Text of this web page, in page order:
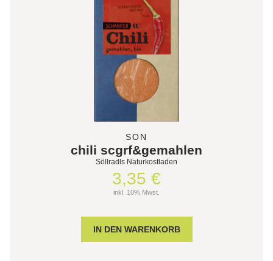
SON
chili scgrf&gemahlen
Söllradls Naturkostladen
3,35 €
inkl. 10% Mwst.